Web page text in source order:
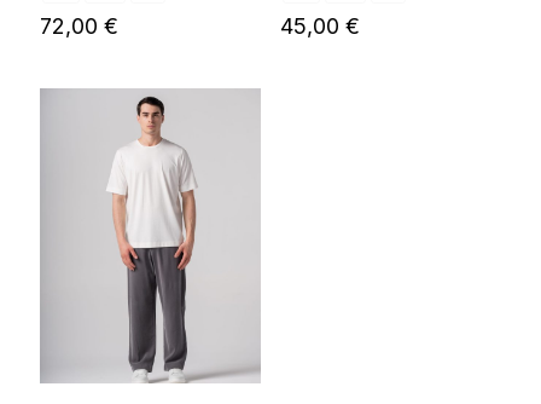
72,00 € 45,00 €